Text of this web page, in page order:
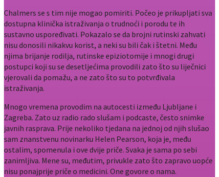
Chalmers se s tim nije mogao pomiriti. Počeo je prikupljati sva
dostupna klinička istraživanja o trudnoći i porodu te ih
sustavno uspoređivati. Pokazalo se da brojni rutinski zahvati
nisu donosili nikakvu korist, a neki su bili čak i štetni. Među
njima brijanje rodilja, rutinske epiziotomije i mnogi drugi
postupci koji su se desetljećima provodili zato što su liječnici
vjerovali da pomažu, a ne zato što su to potvrđivala
istraživanja.
Mnogo vremena provodim na autocesti između Ljubljane i
Zagreba. Zato uz radio rado slušam i podcaste, često snimke
javnih rasprava. Prije nekoliko tjedana na jednoj od njih slušao
sam znanstvenu novinarku Helen Pearson, koja je, među
ostalim, spomenula i ove dvije priče. Svaka je sama po sebi
zanimljiva. Mene su, međutim, privukle zato što zapravo uopće
nisu ponajprije priče o medicini. One govore o nama.